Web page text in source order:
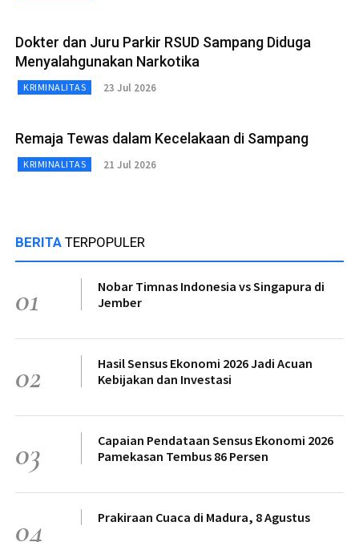
Dokter dan Juru Parkir RSUD Sampang Diduga
Menyalahgunakan Narkotika
KRIMINALITAS 23 Jul 2026
Remaja Tewas dalam Kecelakaan di Sampang
KRIMINALITAS 21 Jul 2026
BERITA TERPOPULER
01
Nobar Timnas Indonesia vs Singapura di
Jember
02
Hasil Sensus Ekonomi 2026 Jadi Acuan
Kebijakan dan Investasi
03
Capaian Pendataan Sensus Ekonomi 2026
Pamekasan Tembus 86 Persen
04 Prakiraan Cuaca di Madura, 8 Agustus